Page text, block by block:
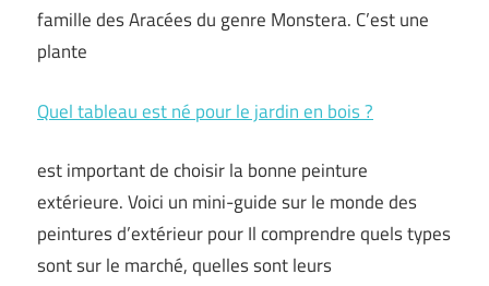
famille des Aracées du genre Monstera. C’est une
plante
Quel tableau est né pour le jardin en bois ?
est important de choisir la bonne peinture
extérieure. Voici un mini-guide sur le monde des
peintures d’extérieur pour Il comprendre quels types
sont sur le marché, quelles sont leurs